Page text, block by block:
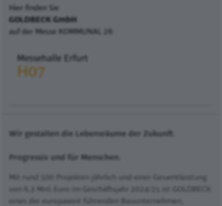
Hier finden Sie
GOLDBECK GmbH
auf der Messe KOMMUNAL 26:
Messehalle Erfurt
H07
Wir gestalten die Lebensräume der Zukunft.
Progressiv und für Menschen.
Mit rund 500 Projekten jährlich und einer Gesamtleistung
von 6,3 Mrd. Euro im Geschäftsjahr 2024/25 ist GOLDBECK
eines der europaweit führenden Bauunternehmen,